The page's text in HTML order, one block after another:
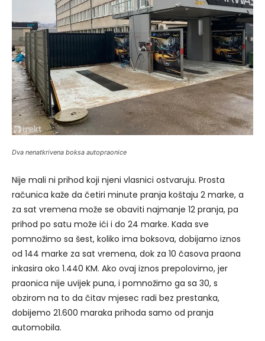
Dva nenatkrivena boksa autopraonice
Nije mali ni prihod koji njeni vlasnici ostvaruju. Prosta
računica kaže da četiri minute pranja koštaju 2 marke, a
za sat vremena može se obaviti najmanje 12 pranja, pa
prihod po satu može ići i do 24 marke. Kada sve
pomnožimo sa šest, koliko ima boksova, dobijamo iznos
od 144 marke za sat vremena, dok za 10 časova praona
inkasira oko 1.440 KM. Ako ovaj iznos prepolovimo, jer
praonica nije uvijek puna, i pomnožimo ga sa 30, s
obzirom na to da čitav mjesec radi bez prestanka,
dobijemo 21.600 maraka prihoda samo od pranja
automobila.